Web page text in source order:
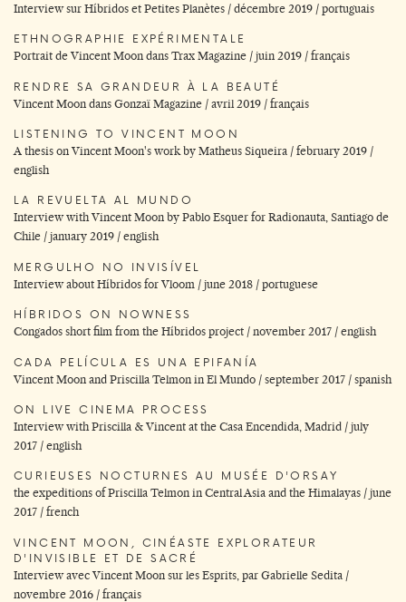
Interview sur Híbridos et Petites Planètes / décembre 2019 / portuguais
ETHNOGRAPHIE EXPÉRIMENTALE
Portrait de Vincent Moon dans Trax Magazine / juin 2019 / français
RENDRE SA GRANDEUR À LA BEAUTÉ
Vincent Moon dans Gonzaï Magazine / avril 2019 / français
LISTENING TO VINCENT MOON
A thesis on Vincent Moon's work by Matheus Siqueira / february 2019 /
english
LA REVUELTA AL MUNDO
Interview with Vincent Moon by Pablo Esquer for Radionauta, Santiago de
Chile / january 2019 / english
MERGULHO NO INVISÍVEL
Interview about Híbridos for Vloom / june 2018 / portuguese
HÍBRIDOS ON NOWNESS
Congados short film from the Híbridos project / november 2017 / english
CADA PELÍCULA ES UNA EPIFANÍA
Vincent Moon and Priscilla Telmon in El Mundo / september 2017 / spanish
ON LIVE CINEMA PROCESS
Interview with Priscilla & Vincent at the Casa Encendida, Madrid / july
2017 / english
CURIEUSES NOCTURNES AU MUSÉE D'ORSAY
the expeditions of Priscilla Telmon in Central Asia and the Himalayas / june
2017 / french
VINCENT MOON, CINÉASTE EXPLORATEUR
D'INVISIBLE ET DE SACRÉ
Interview avec Vincent Moon sur les Esprits, par Gabrielle Sedita /
novembre 2016 / français